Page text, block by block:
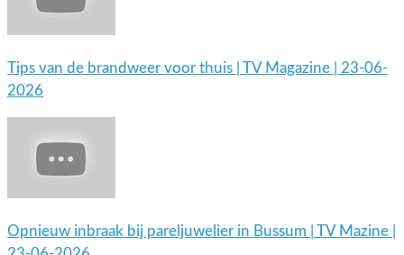
Tips van de brandweer voor thuis | TV Magazine | 23-06-
2026
Opnieuw inbraak bij pareljuwelier in Bussum | TV Mazine |